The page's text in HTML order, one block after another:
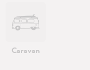
Caravan